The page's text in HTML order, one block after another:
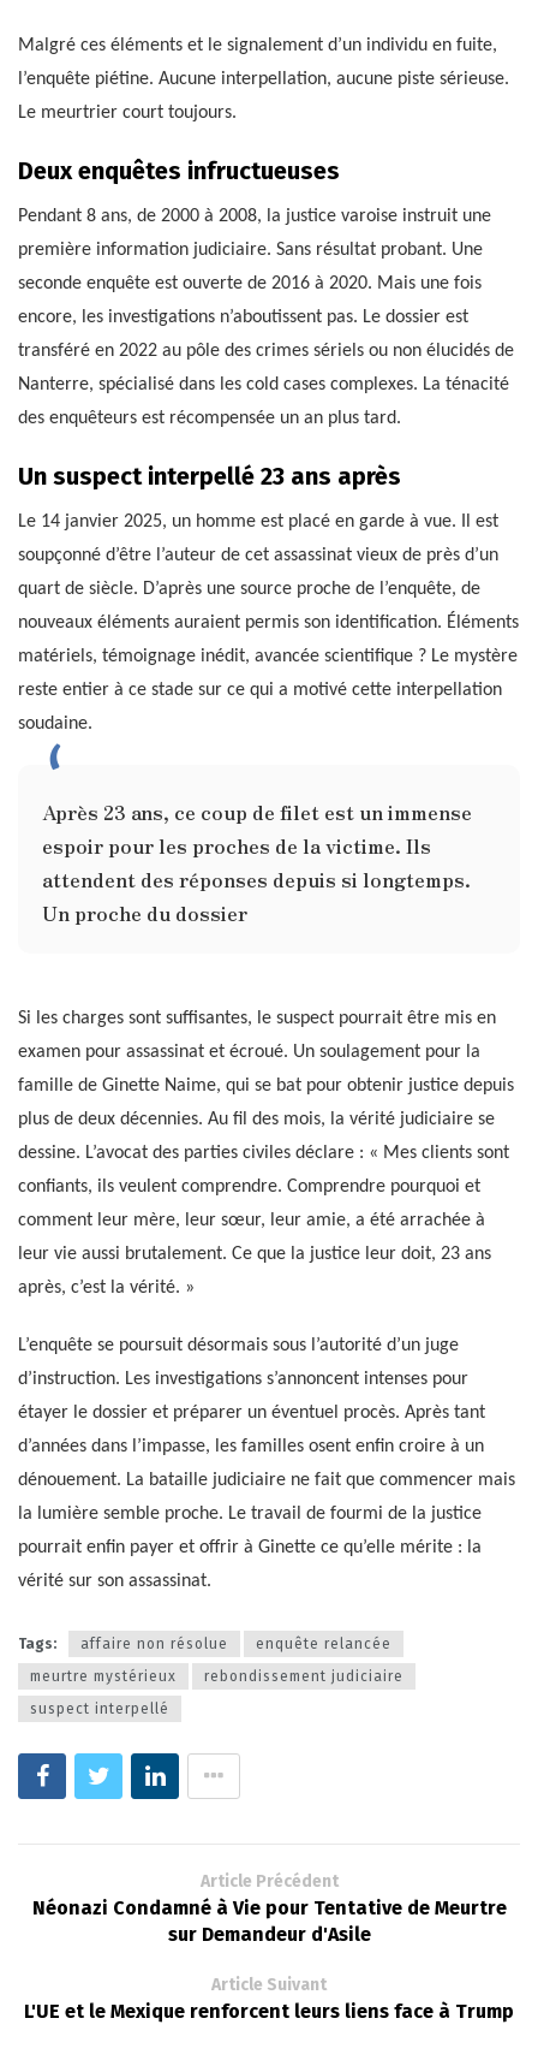
Malgré ces éléments et le signalement d’un individu en fuite,
l’enquête piétine. Aucune interpellation, aucune piste sérieuse.
Le meurtrier court toujours.
Deux enquêtes infructueuses
Pendant 8 ans, de 2000 à 2008, la justice varoise instruit une
première information judiciaire. Sans résultat probant. Une
seconde enquête est ouverte de 2016 à 2020. Mais une fois
encore, les investigations n’aboutissent pas. Le dossier est
transféré en 2022 au pôle des crimes sériels ou non élucidés de
Nanterre, spécialisé dans les cold cases complexes. La ténacité
des enquêteurs est récompensée un an plus tard.
Un suspect interpellé 23 ans après
Le 14 janvier 2025, un homme est placé en garde à vue. Il est
soupçonné d’être l’auteur de cet assassinat vieux de près d’un
quart de siècle. D’après une source proche de l’enquête, de
nouveaux éléments auraient permis son identification. Éléments
matériels, témoignage inédit, avancée scientifique ? Le mystère
reste entier à ce stade sur ce qui a motivé cette interpellation
soudaine.
Après 23 ans, ce coup de filet est un immense
espoir pour les proches de la victime. Ils
attendent des réponses depuis si longtemps.
Un proche du dossier
Si les charges sont suffisantes, le suspect pourrait être mis en
examen pour assassinat et écroué. Un soulagement pour la
famille de Ginette Naime, qui se bat pour obtenir justice depuis
plus de deux décennies. Au fil des mois, la vérité judiciaire se
dessine. L’avocat des parties civiles déclare : « Mes clients sont
confiants, ils veulent comprendre. Comprendre pourquoi et
comment leur mère, leur sœur, leur amie, a été arrachée à
leur vie aussi brutalement. Ce que la justice leur doit, 23 ans
après, c’est la vérité. »
L’enquête se poursuit désormais sous l’autorité d’un juge
d’instruction. Les investigations s’annoncent intenses pour
étayer le dossier et préparer un éventuel procès. Après tant
d’années dans l’impasse, les familles osent enfin croire à un
dénouement. La bataille judiciaire ne fait que commencer mais
la lumière semble proche. Le travail de fourmi de la justice
pourrait enfin payer et offrir à Ginette ce qu’elle mérite : la
vérité sur son assassinat.
Tags: affaire non résolue
enquête relancée
meurtre mystérieux
rebondissement judiciaire
suspect interpellé
Article Précédent
Néonazi Condamné à Vie pour Tentative de Meurtre
sur Demandeur d'Asile
Article Suivant
L'UE et le Mexique renforcent leurs liens face à Trump